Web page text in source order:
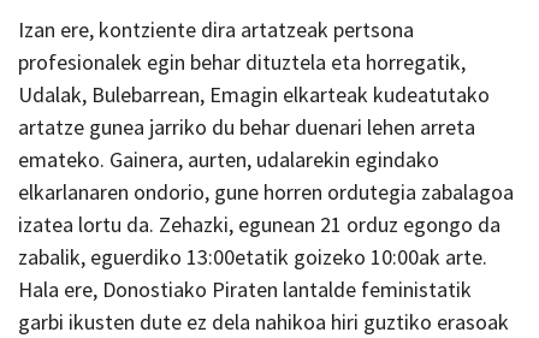
Izan ere, kontziente dira artatzeak pertsona
profesionalek egin behar dituztela eta horregatik,
Udalak, Bulebarrean, Emagin elkarteak kudeatutako
artatze gunea jarriko du behar duenari lehen arreta
emateko. Gainera, aurten, udalarekin egindako
elkarlanaren ondorio, gune horren ordutegia zabalagoa
izatea lortu da. Zehazki, egunean 21 orduz egongo da
zabalik, eguerdiko 13:00etatik goizeko 10:00ak arte.
Hala ere, Donostiako Piraten lantalde feministatik
garbi ikusten dute ez dela nahikoa hiri guztiko erasoak